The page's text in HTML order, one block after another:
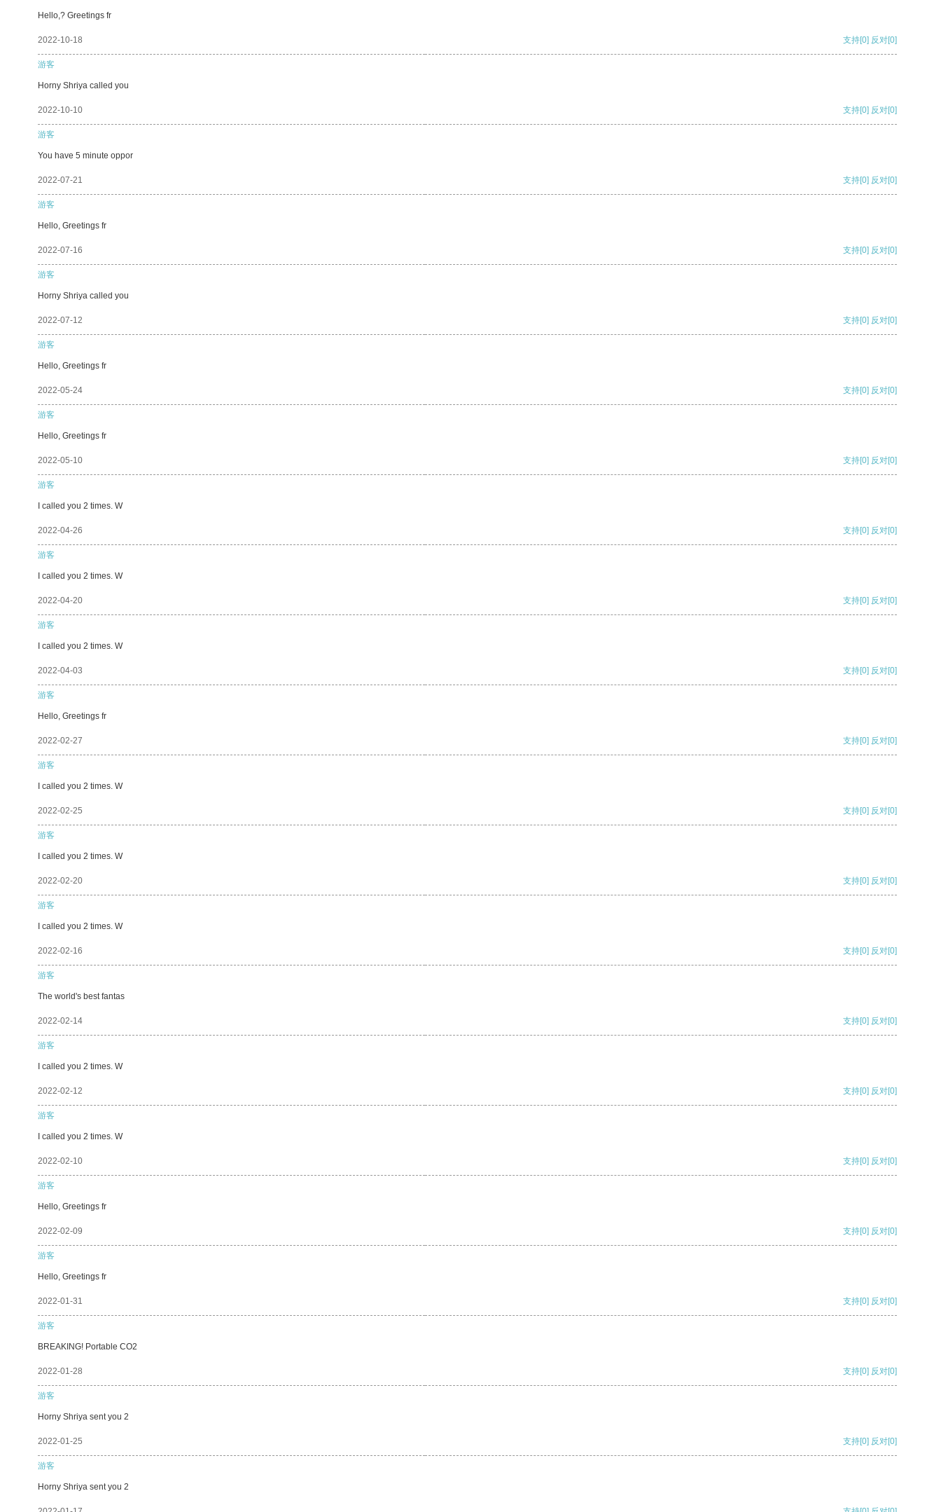
Hello,? Greetings fr
2022-10-18 支持[0] 反对[0]
游客
Horny Shriya called you
2022-10-10 支持[0] 反对[0]
游客
You have 5 minute oppor
2022-07-21 支持[0] 反对[0]
游客
Hello, Greetings fr
2022-07-16 支持[0] 反对[0]
游客
Horny Shriya called you
2022-07-12 支持[0] 反对[0]
游客
Hello, Greetings fr
2022-05-24 支持[0] 反对[0]
游客
Hello, Greetings fr
2022-05-10 支持[0] 反对[0]
游客
I called you 2 times. W
2022-04-26 支持[0] 反对[0]
游客
I called you 2 times. W
2022-04-20 支持[0] 反对[0]
游客
I called you 2 times. W
2022-04-03 支持[0] 反对[0]
游客
Hello, Greetings fr
2022-02-27 支持[0] 反对[0]
游客
I called you 2 times. W
2022-02-25 支持[0] 反对[0]
游客
I called you 2 times. W
2022-02-20 支持[0] 反对[0]
游客
I called you 2 times. W
2022-02-16 支持[0] 反对[0]
游客
The world's best fantas
2022-02-14 支持[0] 反对[0]
游客
I called you 2 times. W
2022-02-12 支持[0] 反对[0]
游客
I called you 2 times. W
2022-02-10 支持[0] 反对[0]
游客
Hello, Greetings fr
2022-02-09 支持[0] 反对[0]
游客
Hello, Greetings fr
2022-01-31 支持[0] 反对[0]
游客
BREAKING! Portable CO2
2022-01-28 支持[0] 反对[0]
游客
Horny Shriya sent you 2
2022-01-25 支持[0] 反对[0]
游客
Horny Shriya sent you 2